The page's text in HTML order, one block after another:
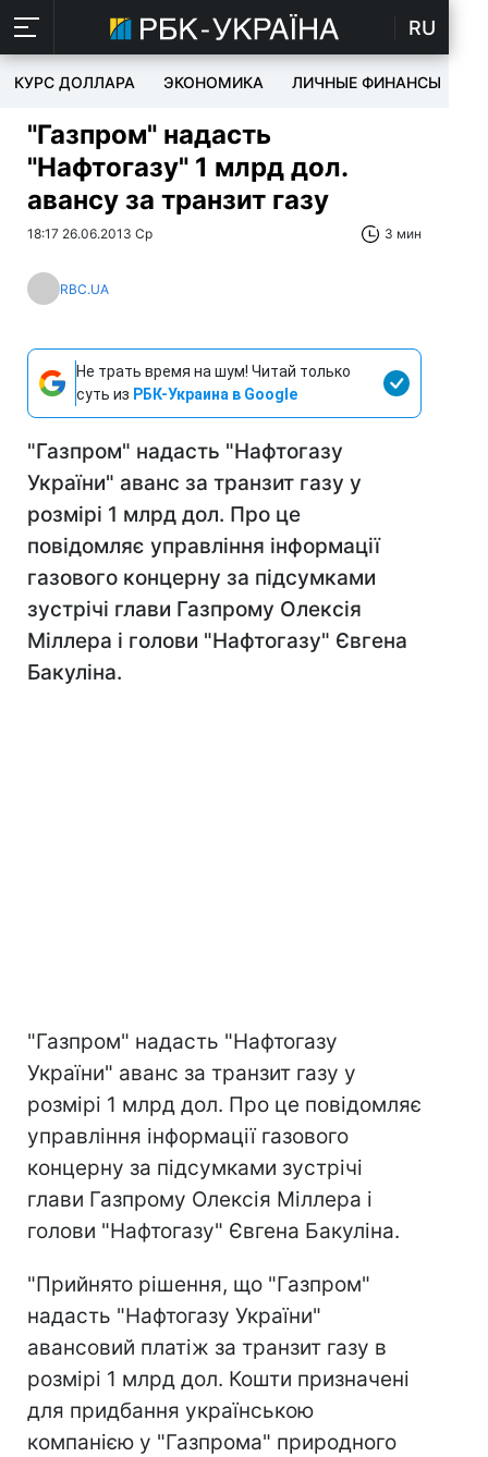
RU
КУРС ДОЛЛАРА ЭКОНОМИКА ЛИЧНЫЕ ФИНАНСЫ
"Газпром" надасть
"Нафтогазу" 1 млрд дол.
авансу за транзит газу
18:17 26.06.2013 Ср 3 мин
RBC.UA
Не трать время на шум! Читай только
суть из РБК-Украина в Google
"Газпром" надасть "Нафтогазу
України" аванс за транзит газу у
розмірі 1 млрд дол. Про це
повідомляє управління інформації
газового концерну за підсумками
зустрічі глави Газпрому Олексія
Міллера і голови "Нафтогазу" Євгена
Бакуліна.
"Газпром" надасть "Нафтогазу
України" аванс за транзит газу у
розмірі 1 млрд дол. Про це повідомляє
управління інформації газового
концерну за підсумками зустрічі
глави Газпрому Олексія Міллера і
голови "Нафтогазу" Євгена Бакуліна.
"Прийнято рішення, що "Газпром"
надасть "Нафтогазу України"
авансовий платіж за транзит газу в
розмірі 1 млрд дол. Кошти призначені
для придбання українською
компанією у "Газпрома" природного